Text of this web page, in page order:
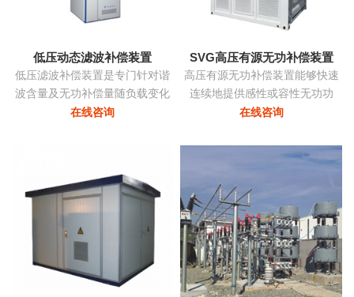
偿...
低压动态滤波补偿装置
低压滤波补偿装置是专门针对谐
波含量及无功补偿量随负载变化
的负载而设计，该装置根据负载
最佳点...
在线咨询
SVG高压有源无功补偿装置
高压有源无功补偿装置能够快速
连续地提供感性或容性无功功
率，实现考核点的恒定无功、恒
定、高效、优质地运行。在配电
网中将中小容量的ZRSVG装置安
装在某些特殊（如电弧炉）负荷
附近，可克服负荷三相不平衡、
提高功率因数、消除电压闪变和
电压波动、抑制谐波污染等并显
著改善电能质量...
在线咨询